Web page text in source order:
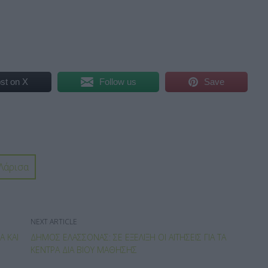
on X Follow us Save
ΚΑΙ
NEXT ARTICLE
ΔΉΜΟΣ ΕΛΑΣΣΌΝΑΣ: ΣΕ ΕΞΈΛΙΞΗ ΟΙ ΑΙΤΉΣΕΙΣ ΓΙΑ ΤΑ
ΚΈΝΤΡΑ ΔΙΆ ΒΊΟΥ ΜΆΘΗΣΗΣ